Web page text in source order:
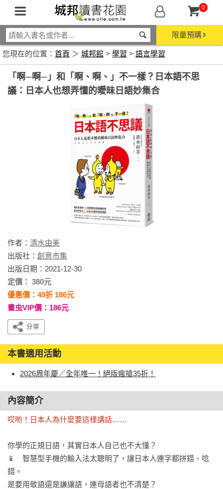
0
限量預購
您現在的位置： 首頁 ＞ 城邦館 > 學習 > 語言學習
「啊─啊─」和「啊、啊、」不一樣？日本語不思
議：日本人也想弄懂的曖昧日語妙集合
作者： 清水由美
出版社： 創意市集
出版日期：2021-12-30
定價： 380元
優惠價：49折 186元
書虫VIP價：186元
本書適用活動
2026周年慶／全年唯一！絕版瘋搶35折！
內容簡介
哎喲！日本人為什麼要這樣講話……
你學的正規日語，其實日本人自己也不大懂？
📱　智慧型手機的輸入法太聰明了，讓日本人連字都拼錯、唸
錯。
是要用敬語還是謙讓語，連母語者也不清楚？